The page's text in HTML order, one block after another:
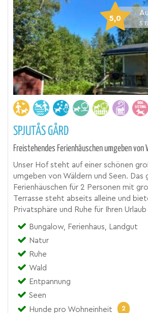
5,0
5
SPJUTÅS GÅRD
Freistehendes Ferienhäuschen umgeben von
Unser Hof steht auf einer schönen
umgeben von Wäldern und Seen. Das
Ferienhäuschen für 2 Personen mit
Terrasse steht abseits alleine und
Privatsphäre und Ruhe für Ihren
Bungalow, Ferienhaus, Landgut
Natur
Ruhe
Wald
Entpannung
Seen
Hunde pro Wohneinheit
2